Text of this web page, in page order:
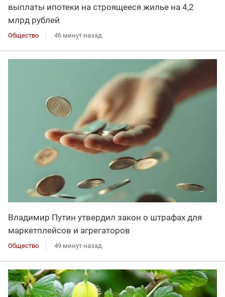
выплаты ипотеки на строящееся жилье на 4,2
млрд рублей
Общество 46 минут назад
Владимир Путин утвердил закон о штрафах для
маркетплейсов и агрегаторов
Общество 49 минут назад